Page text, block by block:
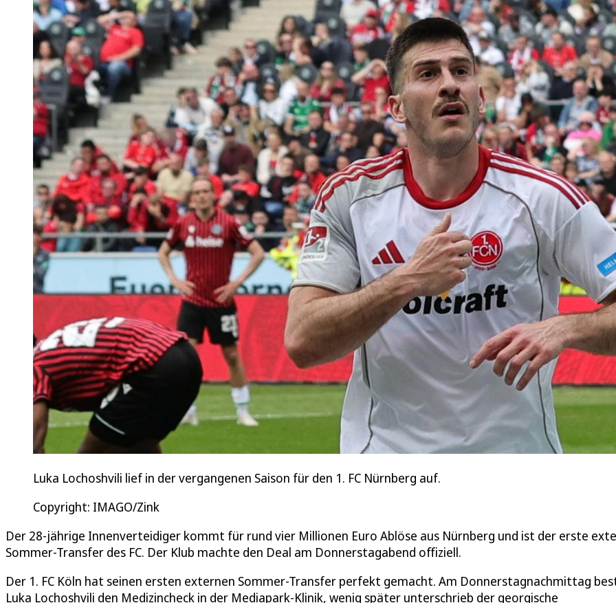
Luka Lochoshvili lief in der vergangenen Saison für den 1. FC Nürnberg auf.
Copyright: IMAGO/Zink
Der 28-jährige Innenverteidiger kommt für rund vier Millionen Euro Ablöse aus Nürnberg und ist der erste
Sommer-Transfer des FC. Der Klub machte den Deal am Donnerstagabend offiziell.
Der 1. FC Köln hat seinen ersten externen Sommer-Transfer perfekt gemacht. Am Donnerstagnachmittag
Luka Lochoshvili den Medizincheck in der Mediapark-Klinik, wenig später unterschrieb der georgische